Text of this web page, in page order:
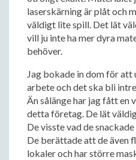
laserskärning är plåt och
väldigt lite spill. Det lät
vill ju inte ha mer dyra
behöver.
Jag bokade in dom för
arbete och det ska bli
Än sålänge har jag fått
detta företag. De lät
De visste vad de
De berättade att de även
lokaler och har större